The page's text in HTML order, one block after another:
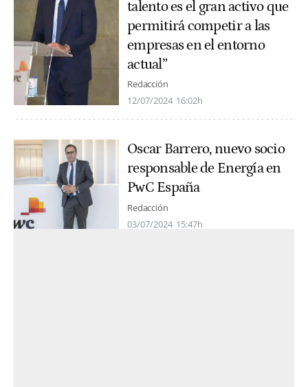
talento es el gran activo que
permitirá competir a las
empresas en el entorno
actual”
Redacción
12/07/2024 16:02h
Oscar Barrero, nuevo socio
responsable de Energía en
PwC España
Redacción
03/07/2024 15:47h